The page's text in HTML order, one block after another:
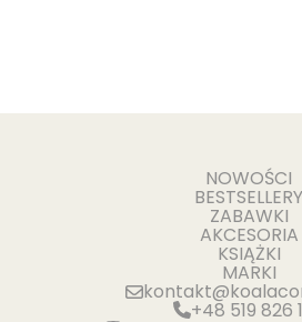
+48 519 826
NOWOŚCI
BESTSELLERY
ZABAWKI
AKCESORIA
KSIĄŻKI
MARKI